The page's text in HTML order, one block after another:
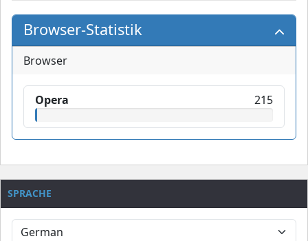
Browser-Statistik
Browser
Opera 215
SPRACHE